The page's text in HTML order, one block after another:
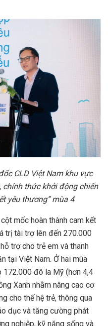
CLD Việt Nam khu vực
chính thức khởi động chiến
yêu thương” mùa 4
mốc hoàn thành cam kết
trị tài trợ lên đến 270.000
trợ cho trẻ em và thanh
tại Việt Nam. Ở hai mùa
172.000 đô la Mỹ (hơn 4,4
Xanh nhằm nâng cao cơ
cho thế hệ trẻ, thông qua
dục và tăng cường phát
nghiệp, kỹ năng sống và